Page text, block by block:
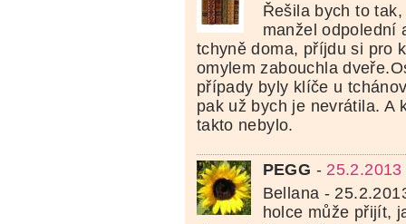
Řešila bych to
manžel odpolední
tchyně doma, příjdu si pro
omylem zabouchla
případy byly klíče u
pak už bych je nevrátila. A
takto nebylo.
PEGG -
Bellana -
holce může přijít,